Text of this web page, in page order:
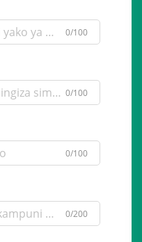
0/100
0/100
0/100
0/200